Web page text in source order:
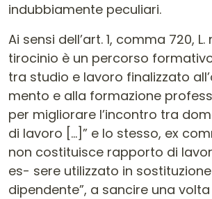
indubbiamente peculiari.
Ai sensi dell’art. 1, comma 720, L.
tirocinio è un percorso
tra studio e lavoro finalizzato
mento e alla formazione
per migliorare l’incontro tra
di lavoro […]” e lo stesso, ex
non costituisce rapporto di
es- sere utilizzato in
dipendente”, a sancire una